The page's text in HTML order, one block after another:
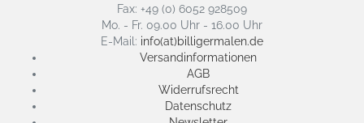
Fax: +49 (0) 6052 928509
Mo. - Fr. 09.00 Uhr - 16.00 Uhr
E-Mail: info(at)billigermalen.de
Versandinformationen
AGB
Widerrufsrecht
Datenschutz